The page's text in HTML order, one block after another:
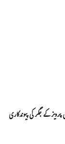
کے جگر کی پیوندکاری